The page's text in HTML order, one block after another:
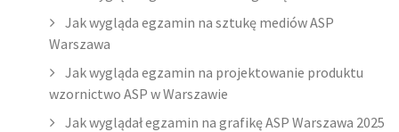
Jak wygląda egzamin na sztukę mediów ASP
Warszawa
Jak wygląda egzamin na projektowanie produktu
wzornictwo ASP w Warszawie
Jak wyglądał egzamin na grafikę ASP Warszawa 2025